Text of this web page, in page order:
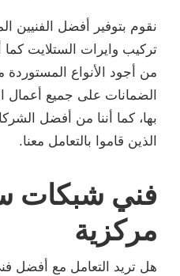
نقوم بتوفير أفضل الفنيين
تركيب وايرات الستلايت كما
من أجود الأنواع المستوردة
الضمانات على جميع أعمال
بها، كما أننا من أفضل
الذين قاموا بالتعامل معنا.
فني شبكات
مركزية
هل تريد التعامل مع أفضل